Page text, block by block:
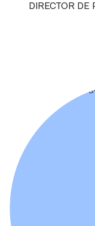
DIRECTOR DE